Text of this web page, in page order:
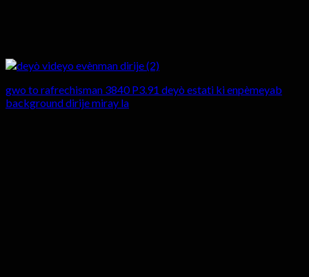
gwo to rafrechisman 3840 P3.91 deyò estati ki enpèmeyab
background dirije miray la